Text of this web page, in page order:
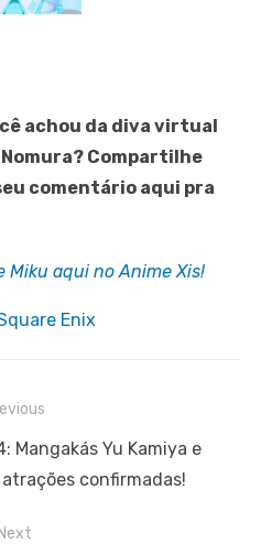
achou da diva virtual
Compartilhe
comentário aqui pra
Miku aqui no Anime Xis!
Enix
Mangakás Yu Kamiya e
confirmadas!
Next